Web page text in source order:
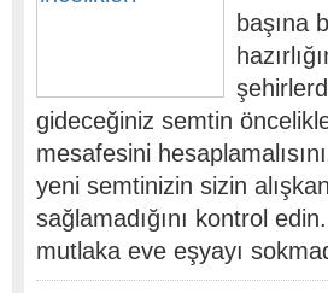
başına
gideceğiniz semtin
mesafesini
yeni semtinizin sizin
sağlamadığını kontrol
mutlaka eve eşyayı